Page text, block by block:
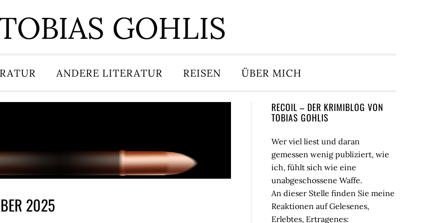
GOHLIS
ANDERE LITERATUR REISEN ÜBER MICH
2025
Seitenspalte
RECOIL – DER KRIMIBLOG VON
TOBIAS GOHLIS
Wer viel liest und daran
gemessen wenig publiziert, wie
ich, fühlt sich wie eine
unabgeschossene Waffe.
An dieser Stelle finden Sie meine
Reaktionen auf Gelesenes,
Erlebtes, Ertragenes: